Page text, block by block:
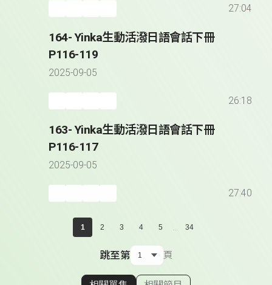
27:04
164- Yinka生動活潑日語會話下冊
P116-119
2025-09-05
26:18
163- Yinka生動活潑日語會話下冊
P116-117
2025-09-05
27:40
1 2 3 4 5 ... 34
跳至第 頁